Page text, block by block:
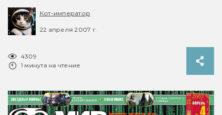
Кот-император
22 апреля 2007 г.
4309
1 минута на чтение